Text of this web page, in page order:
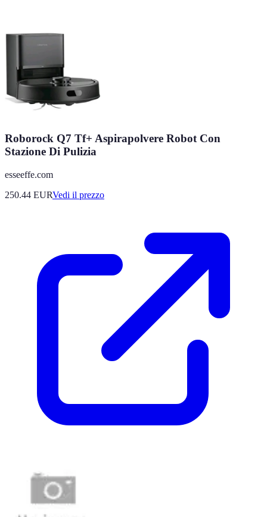
Roborock Q7 Tf+ Aspirapolvere Robot Con
Stazione Di Pulizia
esseeffe.com
250.44 EURVedi il prezzo